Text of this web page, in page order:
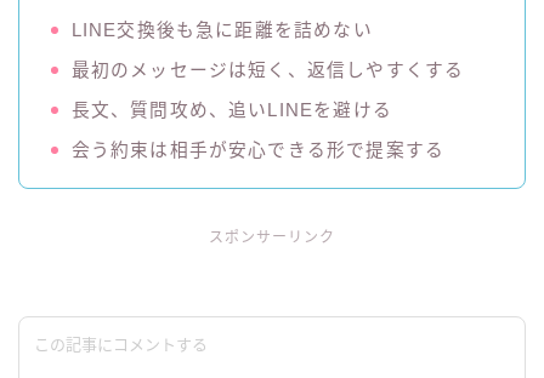
LINE交換後も急に距離を詰めない
最初のメッセージは短く、返信しやすくする
長文、質問攻め、追いLINEを避ける
会う約束は相手が安心できる形で提案する
スポンサーリンク